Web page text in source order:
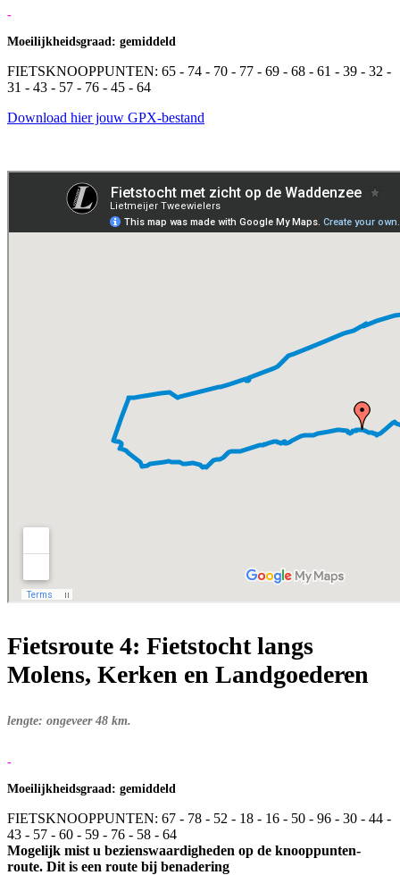
-
Moeilijkheidsgraad: gemiddeld
FIETSKNOOPPUNTEN: 65 - 74 - 70 - 77 - 69 - 68 - 61 - 39 - 32 -
31 - 43 - 57 - 76 - 45 - 64
Download hier jouw GPX-bestand
Fietsroute 4: Fietstocht langs
Molens, Kerken en Landgoederen
lengte: ongeveer 48 km.
-
Moeilijkheidsgraad: gemiddeld
FIETSKNOOPPUNTEN: 67 - 78 - 52 - 18 - 16 - 50 - 96 - 30 - 44 -
43 - 57 - 60 - 59 - 76 - 58 - 64
Mogelijk mist u bezienswaardigheden op de knooppunten-
route. Dit is een route bij benadering